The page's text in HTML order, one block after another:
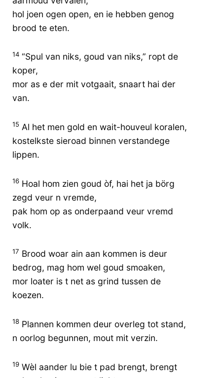
hol joen ogen open, en ie hebben genog
brood te eten.
14 “Spul van niks, goud van niks,” ropt de
koper,
mor as e der mit votgaait, snaart hai der
van.
15 Al het men gold en wait-houveul koralen,
kostelkste sieroad binnen verstandege
lippen.
16 Hoal hom zien goud òf, hai het ja börg
zegd veur n vremde,
pak hom op as onderpaand veur vremd
volk.
17 Brood woar ain aan kommen is deur
bedrog, mag hom wel goud smoaken,
mor loater is t net as grind tussen de
koezen.
18 Plannen kommen deur overleg tot stand,
n oorlog begunnen, mout mit verzin.
19 Wèl aander lu bie t pad brengt, brengt